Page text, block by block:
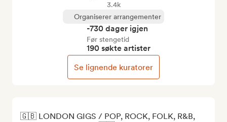
🇬🇧 LONDON GIGS / POP, ROCK, FOLK, R&B,
3.4k
Organiserer arrangementer
-730 dager igjen
Før stengetid
190 søkte artister
Se lignende kuratorer